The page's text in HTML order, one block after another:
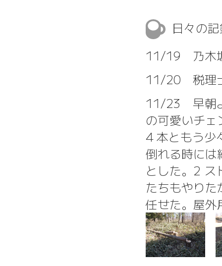
日々の
11/19 乃木
11/20 税理
11/23 早朝
の可愛いチ
4 本ともう少
倒れる時には
とした。2 ス
たちもやり
任せた。屋外